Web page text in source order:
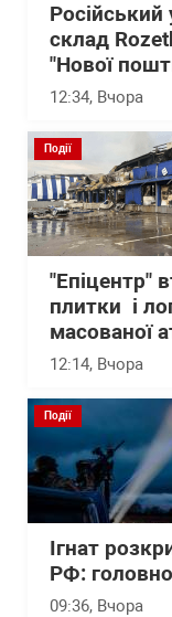
склад
"Нової
12:34, Вчора
Події
"Епіцентр"
плитки і
масованої
12:14, Вчора
Події
Ігнат
РФ:
09:36, Вчора